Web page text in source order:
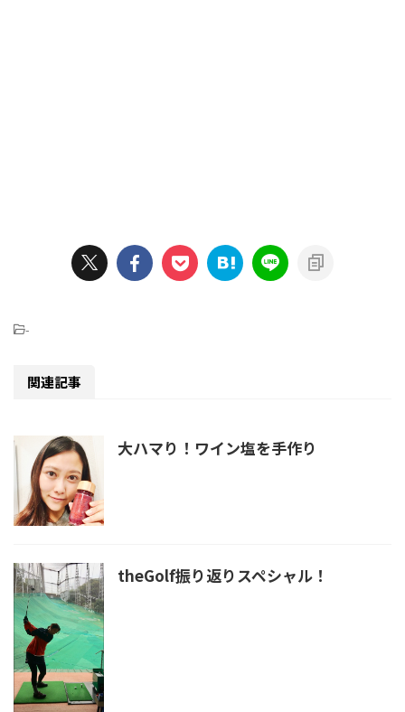
-
関連記事
大ハマり！ワイン塩を手作り
theGolf振り返りスペシャル！